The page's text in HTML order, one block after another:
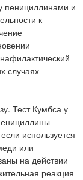
пенициллинами и
к
случаях
Тест Кумбса у
используется
или
на действии
реакция